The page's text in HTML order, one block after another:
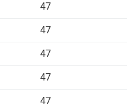
47
47
47
47
47